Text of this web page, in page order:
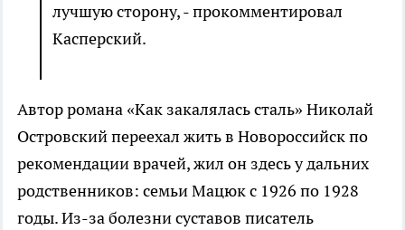
лучшую сторону, - прокомментировал
Касперский.
Автор романа «Как закалялась сталь» Николай
Островский переехал жить в Новороссийск по
рекомендации врачей, жил он здесь у дальних
родственников: семьи Мацюк с 1926 по 1928
годы. Из-за болезни суставов писатель